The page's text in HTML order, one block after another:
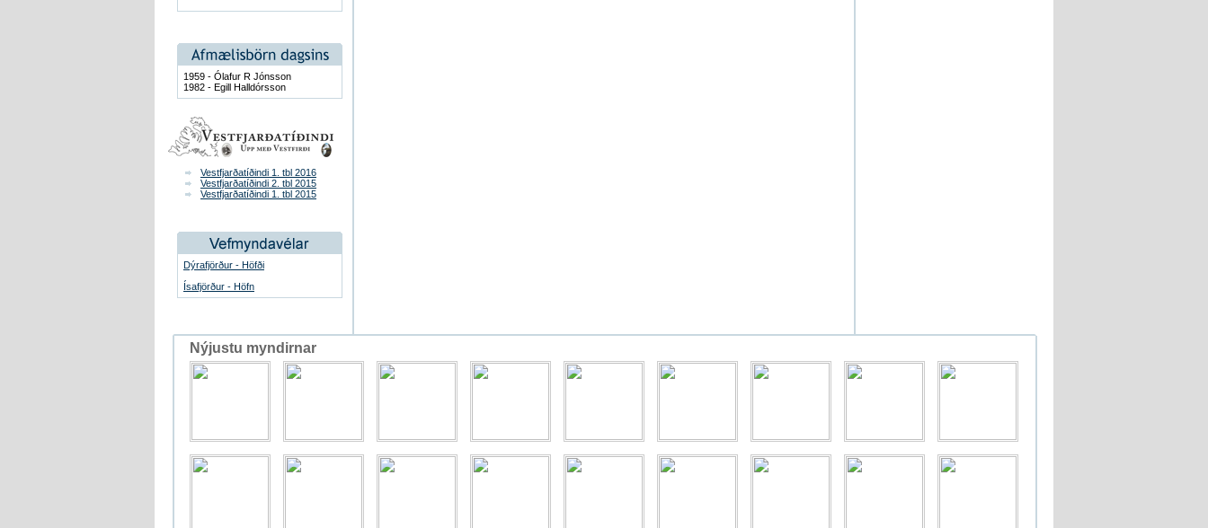
1959 - Ólafur R Jónsson
1982 - Egill Halldórsson
Vestfjarðatíðindi 1. tbl 2016
Vestfjarðatíðindi 2. tbl 2015
Vestfjarðatíðindi 1. tbl 2015
Dýrafjörður - Höfði
Ísafjörður - Höfn
Nýjustu myndirnar